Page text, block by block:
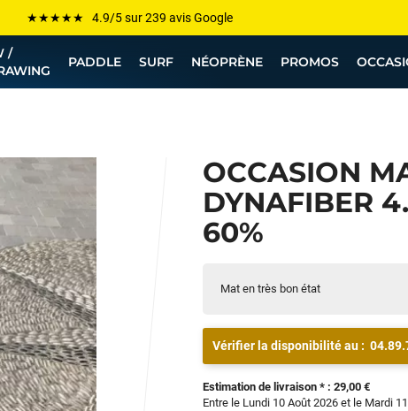
Les plus grandes marques sont chez Funway
Jusqu’à -75% de remise sur le windsurf, wingfoil, etc...
💰 Meilleur prix garanti — Moins cher ailleurs ? On s’aligne !
/
PADDLE SURF NÉOPRÈNE PROMOS
OCCASION
DYNAFIBER
60%
Mat en très bon état
Vérifier la disponibilité au :
Estimation de livraison * : 29,00 €
Entre le Lundi 10 Août 2026 et le Mardi